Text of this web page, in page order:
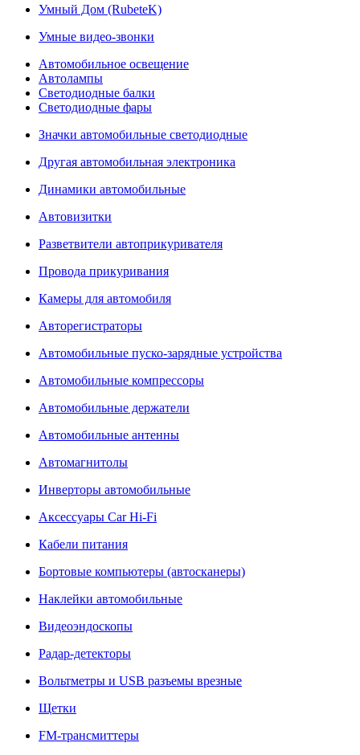
Умный Дом (RubeteK)
Умные видео-звонки
Автомобильное освещение
Автолампы
Светодиодные балки
Светодиодные фары
Значки автомобильные светодиодные
Другая автомобильная электроника
Динамики автомобильные
Автовизитки
Разветвители автоприкуривателя
Провода прикуривания
Камеры для автомобиля
Авторегистраторы
Автомобильные пуско-зарядные устройства
Автомобильные компрессоры
Автомобильные держатели
Автомобильные антенны
Автомагнитолы
Инверторы автомобильные
Аксессуары Car Hi-Fi
Кабели питания
Бортовые компьютеры (автосканеры)
Наклейки автомобильные
Видеоэндоскопы
Радар-детекторы
Вольтметры и USB разъемы врезные
Щетки
FM-трансмиттеры